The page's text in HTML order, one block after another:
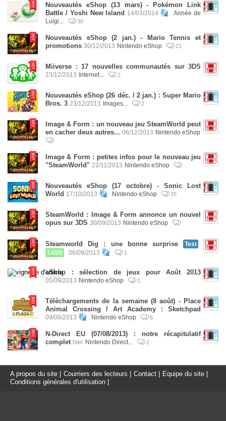
Nouveautés eShop (13 mars) - Pokémon Link
Battle / Yoshi New Island
14/03/2014
Année de
Luigi...
30
Nouveautés eShop (2 jan.) - Mario Tennis et
promotions 30/12/2013 Nintendo eShop 21
Miiverse : 17 nouvelles communautés sur 3DS
23/12/2013 Internet... 2
Nouveautés eShop (26 déc. / 2 jan.) : Super Mario
Bros. 3 23/12/2013 Images... 2
Image & Form : un nouveau jeu SteamWorld peut
en cacher deux autres... 06/12/2013 Nintendo eShop
Image & Form : petites infos pour le nouveau jeu
"SteamWorld" 22/11/2013 Nintendo eShop
Nouveautés eShop (17 octobre) - Sonic Lost
World 17/10/2013 Nintendo eShop 25
SteamWorld : Image & Form annonce un nouvel
opus sur 3DS 30/09/2013 Nintendo eShop
Steamworld Dig : une bonne surprise
Test
14/20
06/09/2013 1
eShop : sélection de jeux pour Août 2013
05/09/2013 Nintendo eShop 1
Téléchargements de la semaine (8 août) - Place
Animal Crossing / Art Academy : Sketchpad
09/08/2013 Nintendo eShop 6
N-Direct EU (07/08/2013) : notre récapitulatif
complet hier Nintendo Direct... 2
A propos du site Courriers des lecteurs Contact Equipe du site
Conditions générales d'utilisation